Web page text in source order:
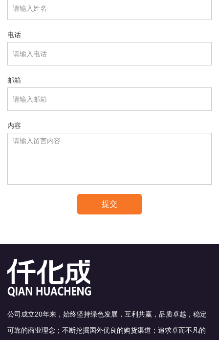
电话
邮箱
内容
提交
公司成立20年来，始终坚持绿色发展，互利共赢，品质卓越，稳定
可靠的商业理念；不断挖掘国外优良的购货渠道；追求卓而不凡的